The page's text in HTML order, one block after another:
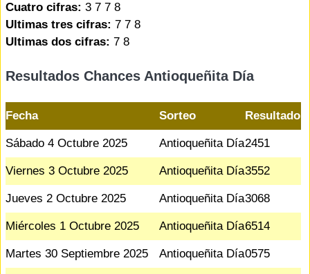
Cuatro cifras: 3 7 7 8
Ultimas tres cifras: 7 7 8
Ultimas dos cifras: 7 8
Resultados Chances Antioqueñita Día
Fecha Sorteo Resultado
Sábado 4 Octubre 2025 Antioqueñita Día2451
Viernes 3 Octubre 2025 Antioqueñita Día3552
Jueves 2 Octubre 2025 Antioqueñita Día3068
Miércoles 1 Octubre 2025 Antioqueñita Día6514
Martes 30 Septiembre 2025 Antioqueñita Día0575